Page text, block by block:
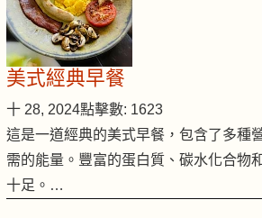
美式經典早餐
十 28, 2024點擊數: 1623
這是一道經典的美式早餐，包含了多種
需的能量。豐富的蛋白質、碳水化合物
十足。…